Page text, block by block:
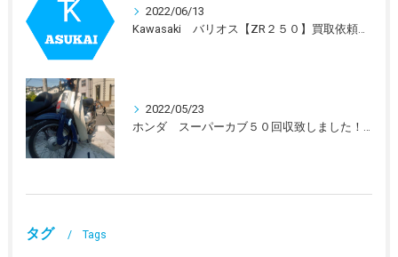
2022/06/13
Kawasaki バリオス【ZR２５０】買取依頼を受けました。
2022/05/23
タグ Tags